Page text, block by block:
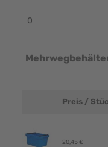
Produktbild
Preis /
20,45 €